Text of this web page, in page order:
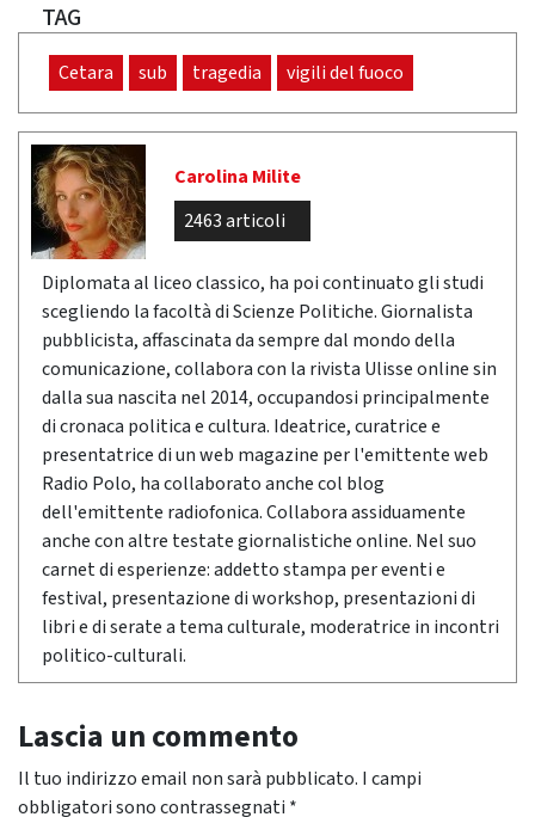
TAG
Cetara sub tragedia vigili del fuoco
Carolina Milite
2463 articoli
Diplomata al liceo classico, ha poi continuato gli studi
scegliendo la facoltà di Scienze Politiche. Giornalista
pubblicista, affascinata da sempre dal mondo della
comunicazione, collabora con la rivista Ulisse online sin
dalla sua nascita nel 2014, occupandosi principalmente
di cronaca politica e cultura. Ideatrice, curatrice e
presentatrice di un web magazine per l'emittente web
Radio Polo, ha collaborato anche col blog
dell'emittente radiofonica. Collabora assiduamente
anche con altre testate giornalistiche online. Nel suo
carnet di esperienze: addetto stampa per eventi e
festival, presentazione di workshop, presentazioni di
libri e di serate a tema culturale, moderatrice in incontri
politico-culturali.
Lascia un commento
Il tuo indirizzo email non sarà pubblicato. I campi
obbligatori sono contrassegnati *